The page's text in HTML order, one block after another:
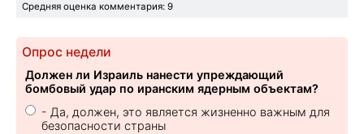
Средняя оценка комментария: 9
Опрос недели
Должен ли Израиль нанести упреждающий
бомбовый удар по иранским ядерным объектам?
- Да, должен, это является жизненно важным для
безопасности страны